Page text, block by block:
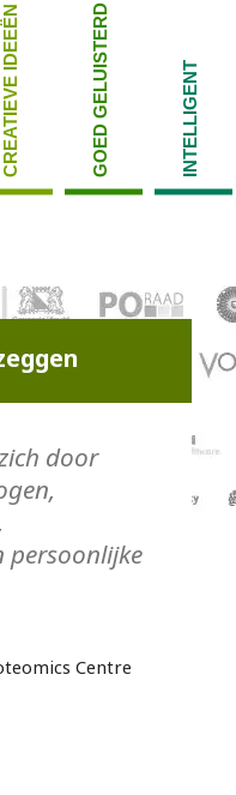
CREATIEVE IDEEËN GOED GELUISTERD INTELLIGENT
door
persoonlijke
Centre